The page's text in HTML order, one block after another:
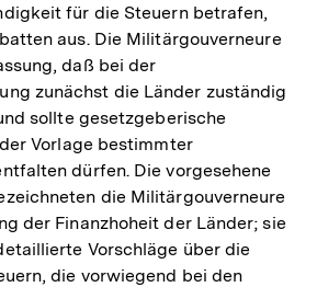
für die Steuern betrafen,
aus. Die Militärgouverneure
daß bei der
zunächst die Länder zuständig
sollte gesetzgeberische
Vorlage bestimmter
dürfen. Die vorgesehene
die Militärgouverneure
der Finanzhoheit der Länder; sie
Vorschläge über die
die vorwiegend bei den